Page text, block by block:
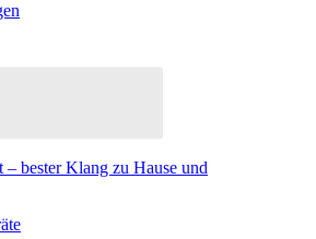
bester Klang zu Hause und